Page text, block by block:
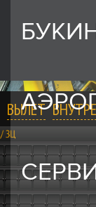
ВЫЛЕТ